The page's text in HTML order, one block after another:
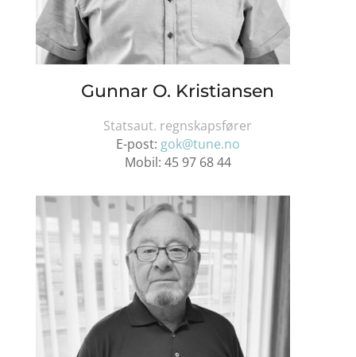
Gunnar O. Kristiansen
Statsaut. regnskapsfører
E-post: gok@tune.no
Mobil: 45 97 68 44